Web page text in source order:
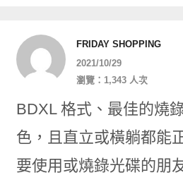
FRIDAY SHOPPING
2021/10/29
瀏覽：1,343 人次
BDXL 格式、最佳的燒
色，且直立或橫躺都能
要使用或燒錄光碟的朋